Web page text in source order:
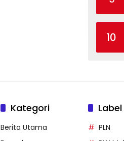
10
Kategori
Berita Utama
Label
PLN